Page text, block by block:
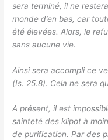
sera terminé, il ne
monde d’en bas, car
été élevées. Alors, le
sans aucune vie.
Ainsi sera accompli ce
(Is. 25.8). Cela ne sera
A présent, il est
sainteté des klipot à
de purification. Par des